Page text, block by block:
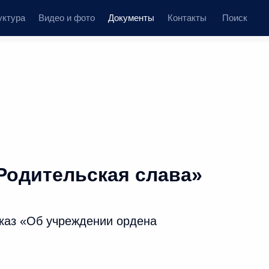
Видео и фото Документы Контакты Поиск
слава»
«Об учреждении ордена